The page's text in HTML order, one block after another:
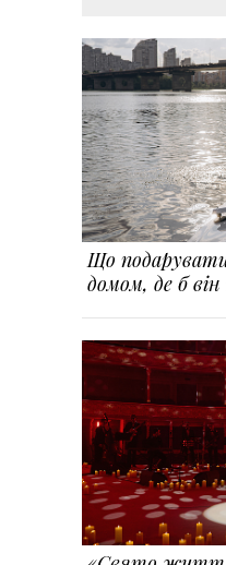
Що
домом, де б